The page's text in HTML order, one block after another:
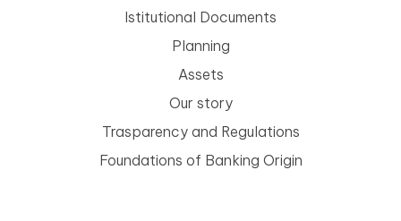
Istitutional Documents
Planning
Assets
Our story
Trasparency and Regulations
Foundations of Banking Origin